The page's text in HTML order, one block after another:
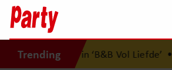
Trending
voor vragen in ‘B&B Vol Liefde’•